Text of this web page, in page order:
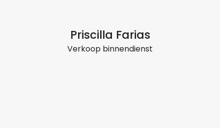
Priscilla Farias
Verkoop binnendienst